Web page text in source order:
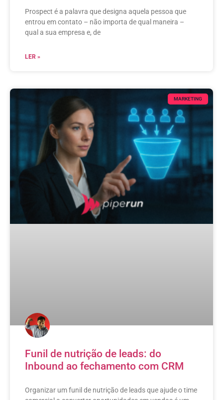
Prospect é a palavra que designa aquela pessoa que
entrou em contato – não importa de qual maneira –
qual a sua empresa e, de
LER »
MARKETING
Funil de nutrição de leads: do
Inbound ao fechamento com CRM
Organizar um funil de nutrição de leads que ajude o time